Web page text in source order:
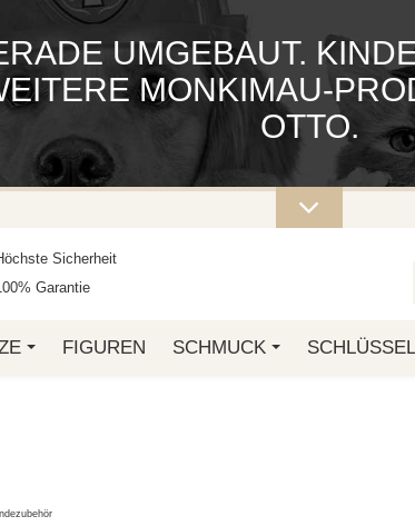
UMGEBAUT.
MONKIMAU-
OTTO.
Sicherheit
Garantie
FIGUREN SCHMUCK